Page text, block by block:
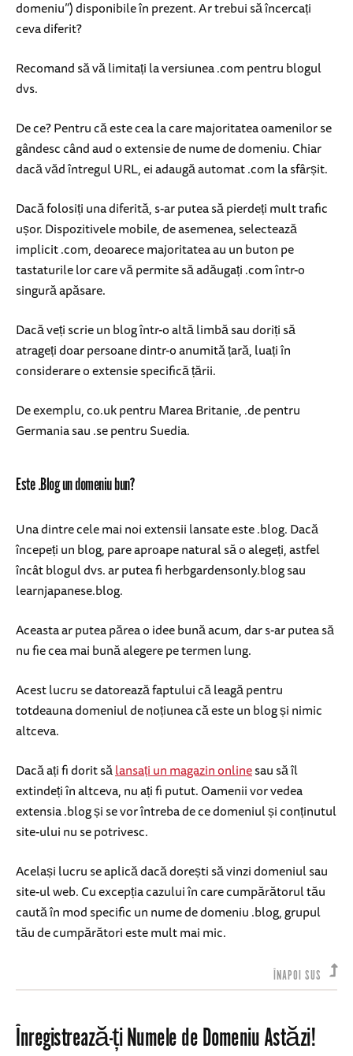
domeniu”) disponibile în prezent. Ar trebui să încercați
ceva diferit?
Recomand să vă limitați la versiunea .com pentru blogul
dvs.
De ce? Pentru că este cea la care majoritatea oamenilor se
gândesc când aud o extensie de nume de domeniu. Chiar
dacă văd întregul URL, ei adaugă automat .com la sfârșit.
Dacă folosiți una diferită, s-ar putea să pierdeți mult trafic
ușor. Dispozitivele mobile, de asemenea, selectează
implicit .com, deoarece majoritatea au un buton pe
tastaturile lor care vă permite să adăugați .com într-o
singură apăsare.
Dacă veți scrie un blog într-o altă limbă sau doriți să
atrageți doar persoane dintr-o anumită țară, luați în
considerare o extensie specifică țării.
De exemplu, co.uk pentru Marea Britanie, .de pentru
Germania sau .se pentru Suedia.
Este .Blog un domeniu bun?
Una dintre cele mai noi extensii lansate este .blog. Dacă
începeți un blog, pare aproape natural să o alegeți, astfel
încât blogul dvs. ar putea fi herbgardensonly.blog sau
learnjapanese.blog.
Aceasta ar putea părea o idee bună acum, dar s-ar putea să
nu fie cea mai bună alegere pe termen lung.
Acest lucru se datorează faptului că leagă pentru
totdeauna domeniul de noțiunea că este un blog și nimic
altceva.
Dacă ați fi dorit sălansați un magazin onlinesau să îl
extindeți în altceva, nu ați fi putut. Oamenii vor vedea
extensia .blog și se vor întreba de ce domeniul și conținutul
site-ului nu se potrivesc.
Același lucru se aplică dacă dorești să vinzi domeniul sau
site-ul web. Cu excepția cazului în care cumpărătorul tău
caută în mod specific un nume de domeniu .blog, grupul
tău de cumpărători este mult mai mic.
ÎNAPOI SUS
Înregistrează-ți Numele de Domeniu Astăzi!